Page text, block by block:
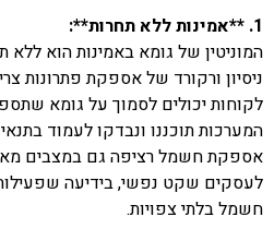
1. **אמינות ללא תחרות**:
המוניטין של גומא באמינות הוא
ניסיון ורקורד של אספקת פתרונות
לקוחות יכולים לסמוך על גומא
המערכות תוכננו ונבדקו לעמוד
אספקת חשמל רציפה גם במצבים
לעסקים שקט נפשי, בידיעה
חשמל בלתי צפויות.